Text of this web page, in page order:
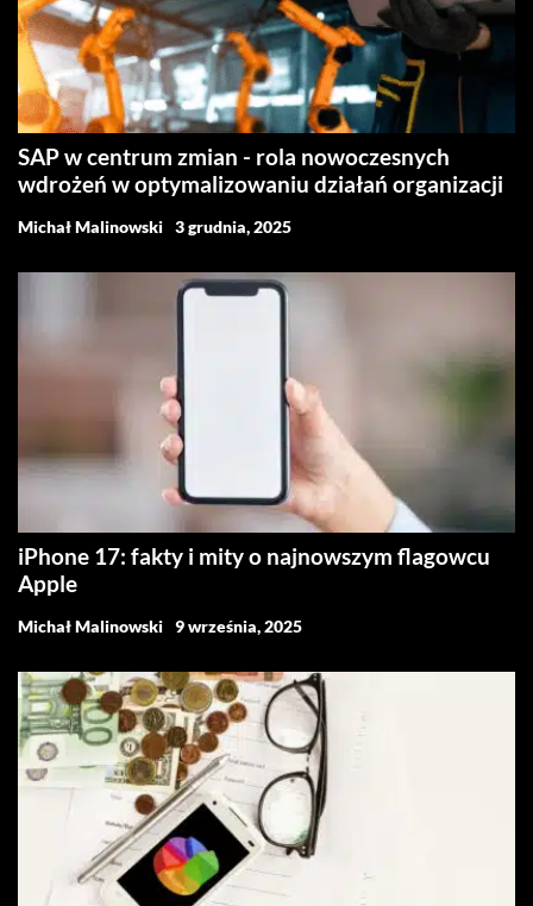
SAP w centrum zmian - rola nowoczesnych
wdrożeń w optymalizowaniu działań organizacji
Michał Malinowski 3 grudnia, 2025
iPhone 17: fakty i mity o najnowszym flagowcu
Apple
Michał Malinowski 9 września, 2025